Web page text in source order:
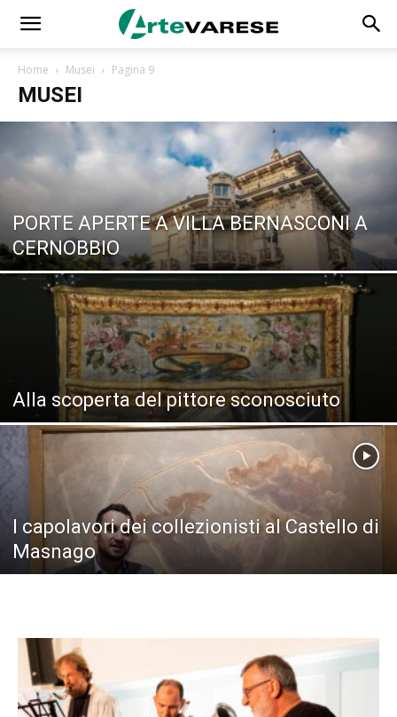
Home Musei Pagina 9
MUSEI
PORTE APERTE A VILLA BERNASCONI A
CERNOBBIO
Alla scoperta del pittore sconosciuto
I capolavori dei collezionisti al Castello di
Masnago